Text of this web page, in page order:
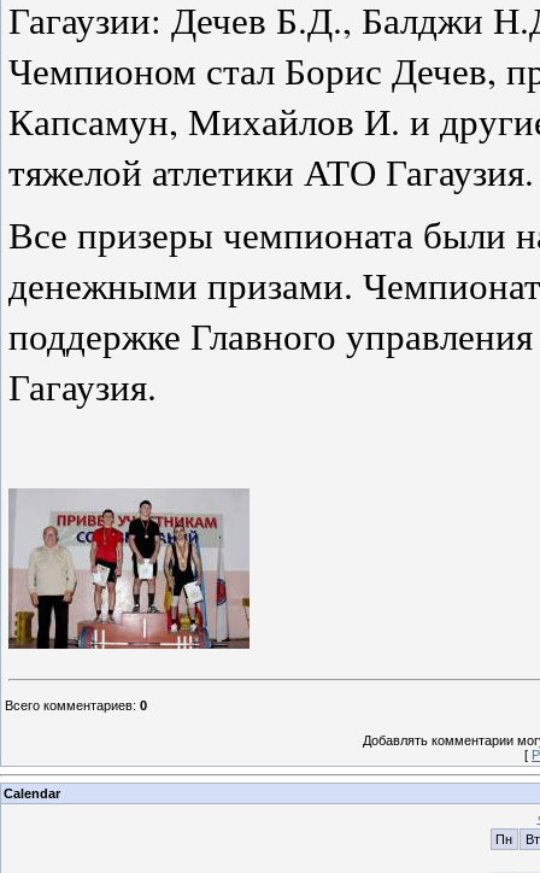
Гагаузии: Дечев Б.Д., Балджи
Чемпионом стал Борис Дечев,
Капсамун, Михайлов И. и
тяжелой атлетики АТО
Все призеры чемпионата были
денежными призами.
поддержке Главного
Гагаузия.
Всего комментариев: 0
Добавлять комментарии
[
Calendar
Пн
Вт